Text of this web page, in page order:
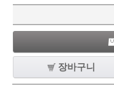
장바구니